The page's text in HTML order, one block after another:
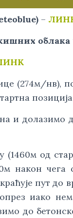
–
облака
(274м/нв),
и долазимо
од
након чега
пут
иако
до